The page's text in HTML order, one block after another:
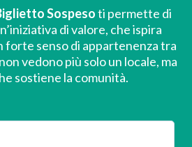
Sospesoti permette di
di valore, che ispira
forte senso di appartenenza tra
vedono più solo un locale, ma
sostiene la comunità.